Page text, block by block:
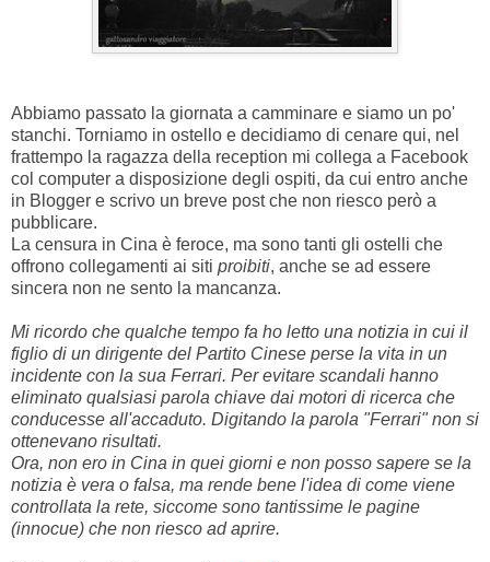
Abbiamo passato la giornata a camminare e siamo un po'
stanchi. Torniamo in ostello e decidiamo di cenare qui, nel
frattempo la ragazza della reception mi collega a Facebook
col computer a disposizione degli ospiti, da cui entro anche
in Blogger e scrivo un breve post che non riesco però a
pubblicare.
La censura in Cina è feroce, ma sono tanti gli ostelli che
offrono collegamenti ai siti proibiti, anche se ad essere
sincera non ne sento la mancanza.
Mi ricordo che qualche tempo fa ho letto una notizia in cui il
figlio di un dirigente del Partito Cinese perse la vita in un
incidente con la sua Ferrari. Per evitare scandali hanno
eliminato qualsiasi parola chiave dai motori di ricerca che
conducesse all'accaduto. Digitando la parola "Ferrari" non si
ottenevano risultati.
Ora, non ero in Cina in quei giorni e non posso sapere se la
notizia è vera o falsa, ma rende bene l'idea di come viene
controllata la rete, siccome sono tantissime le pagine
(innocue) che non riesco ad aprire.